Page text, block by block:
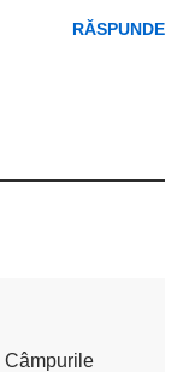
RĂSPUNDE
Câmpurile